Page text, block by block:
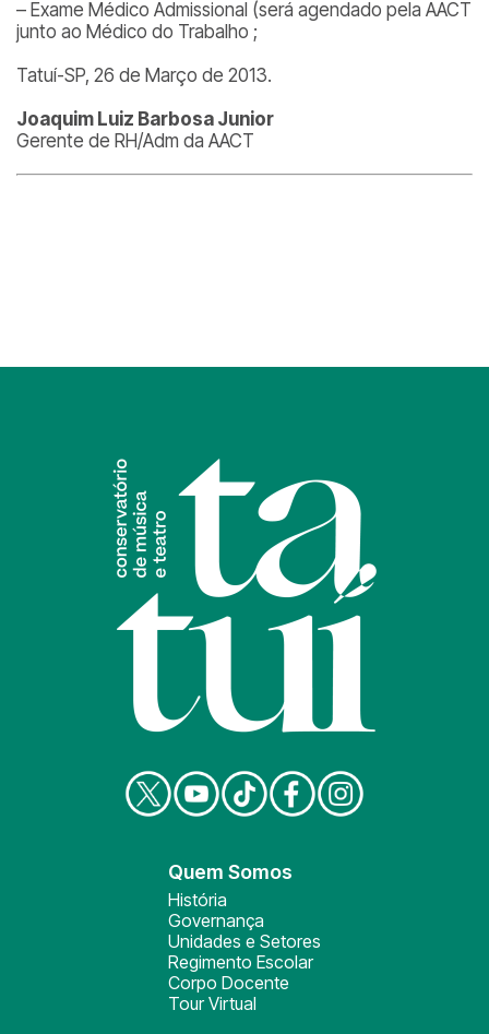
– Exame Médico Admissional (será agendado pela AACT
junto ao Médico do Trabalho ;
Tatuí-SP, 26 de Março de 2013.
Joaquim Luiz Barbosa Junior
Gerente de RH/Adm da AACT
Quem Somos
História
Governança
Unidades e Setores
Regimento Escolar
Corpo Docente
Tour Virtual